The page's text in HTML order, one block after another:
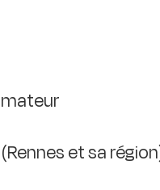
et sa